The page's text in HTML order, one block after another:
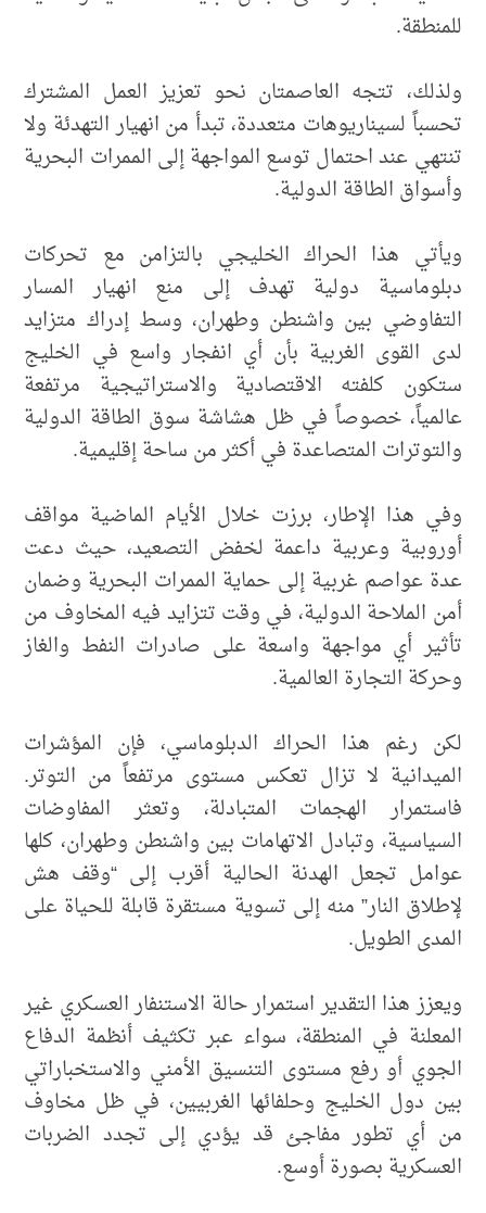
للمنطقة.
ولذلك، تتجه العاصمتان نحو تعزيز العمل المشترك
تحسباً لسيناريوهات متعددة، تبدأ من انهيار التهدئة ولا
تنتهي عند احتمال توسع المواجهة إلى الممرات البحرية
وأسواق الطاقة الدولية.
ويأتي هذا الحراك الخليجي بالتزامن مع تحركات
دبلوماسية دولية تهدف إلى منع انهيار المسار
التفاوضي بين واشنطن وطهران، وسط إدراك متزايد
لدى القوى الغربية بأن أي انفجار واسع في الخليج
ستكون كلفته الاقتصادية والاستراتيجية مرتفعة
عالمياً، خصوصاً في ظل هشاشة سوق الطاقة الدولية
والتوترات المتصاعدة في أكثر من ساحة إقليمية.
وفي هذا الإطار، برزت خلال الأيام الماضية مواقف
أوروبية وعربية داعمة لخفض التصعيد، حيث دعت
عدة عواصم غربية إلى حماية الممرات البحرية وضمان
أمن الملاحة الدولية، في وقت تتزايد فيه المخاوف من
تأثير أي مواجهة واسعة على صادرات النفط والغاز
وحركة التجارة العالمية.
لكن رغم هذا الحراك الدبلوماسي، فإن المؤشرات
الميدانية لا تزال تعكس مستوى مرتفعاً من التوتر.
فاستمرار الهجمات المتبادلة، وتعثر المفاوضات
السياسية، وتبادل الاتهامات بين واشنطن وطهران، كلها
عوامل تجعل الهدنة الحالية أقرب إلى “وقف هش
لإطلاق النار” منه إلى تسوية مستقرة قابلة للحياة على
المدى الطويل.
ويعزز هذا التقدير استمرار حالة الاستنفار العسكري غير
المعلنة في المنطقة، سواء عبر تكثيف أنظمة الدفاع
الجوي أو رفع مستوى التنسيق الأمني والاستخباراتي
بين دول الخليج وحلفائها الغربيين، في ظل مخاوف
من أي تطور مفاجئ قد يؤدي إلى تجدد الضربات
العسكرية بصورة أوسع.